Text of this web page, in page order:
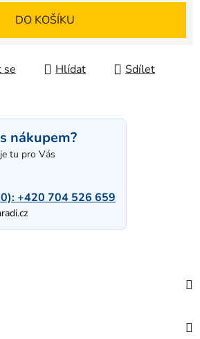
DO KOŠÍKU
se Hlídat Sdílet
nákupem?
tu pro Vás
+420 704 526 659